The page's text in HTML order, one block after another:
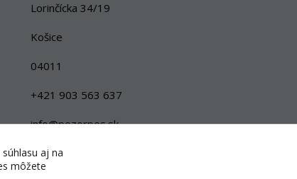
Lorinčícka 34/19
Košice
04011
+421 903 563 637
info@pozorpes.sk
aj na
môžete